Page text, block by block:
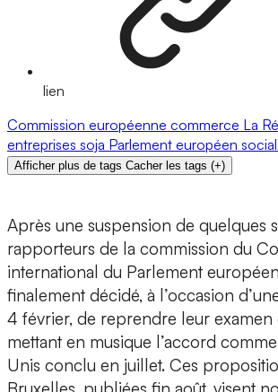
lien
Commission européenne commerce La
entreprises soja Parlement européen social
Afficher plus de tags Cacher les tags (+)
Après une suspension de quelques
rapporteurs de la commission du
international du Parlement
finalement décidé, à l’occasion
4 février, de reprendre leur examen
mettant en musique l’accord
Unis conclu en juillet. Ces